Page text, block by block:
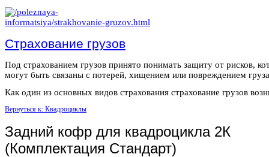
Страхование грузов
Под страхованием грузов принято понимать защиту от рисков,
могут быть связаны с потерей, хищением или повреждением
Как один из основных видов страхования страхование грузов
Вернуться к: Квадроциклы
Задний кофр для квадроцикла 2К
(Комплектация Стандарт)